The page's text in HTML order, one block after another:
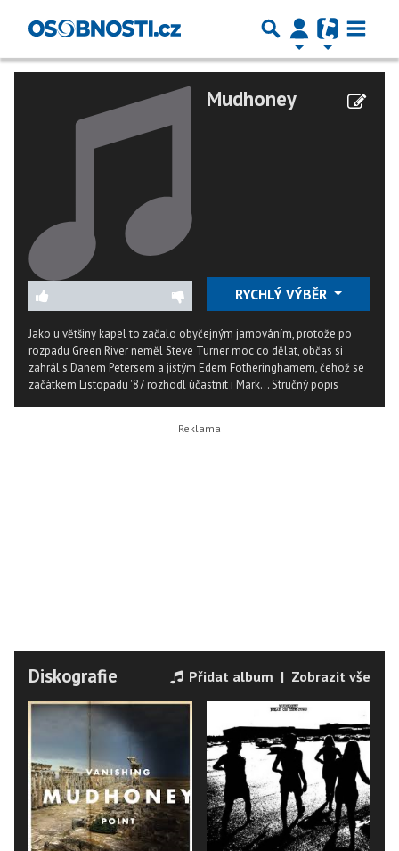
Mudhoney
RYCHLÝ VÝBĚR
Jako u většiny kapel to začalo obyčejným jamováním, protože po
rozpadu Green River neměl Steve Turner moc co dělat, občas si
zahrál s Danem Petersem a jistým Edem Fotheringhamem, čehož se
začátkem Listopadu '87 rozhodl účastnit i Mark...Stručný popis
Diskografie Přidat album | Zobrazit vše